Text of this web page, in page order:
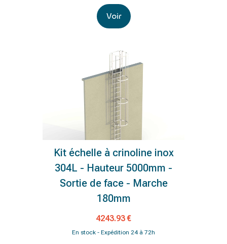
Voir
Kit échelle à crinoline inox
304L - Hauteur 5000mm -
Sortie de face - Marche
180mm
4243.93 €
En stock - Expédition 24 à 72h